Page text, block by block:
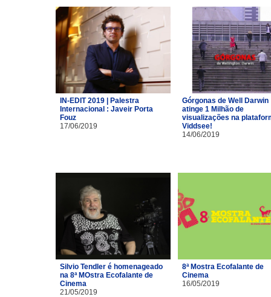
IN-EDIT 2019 | Palestra
Internacional : Javeir Porta
Fouz
17/06/2019
Górgonas de Well Darwin
atinge 1 Milhão de
visualizações na
Viddsee!
14/06/2019
Silvio Tendler é homenageado
na 8ª MOstra Ecofalante de
Cinema
21/05/2019
8ª Mostra Ecofalante de
Cinema
16/05/2019